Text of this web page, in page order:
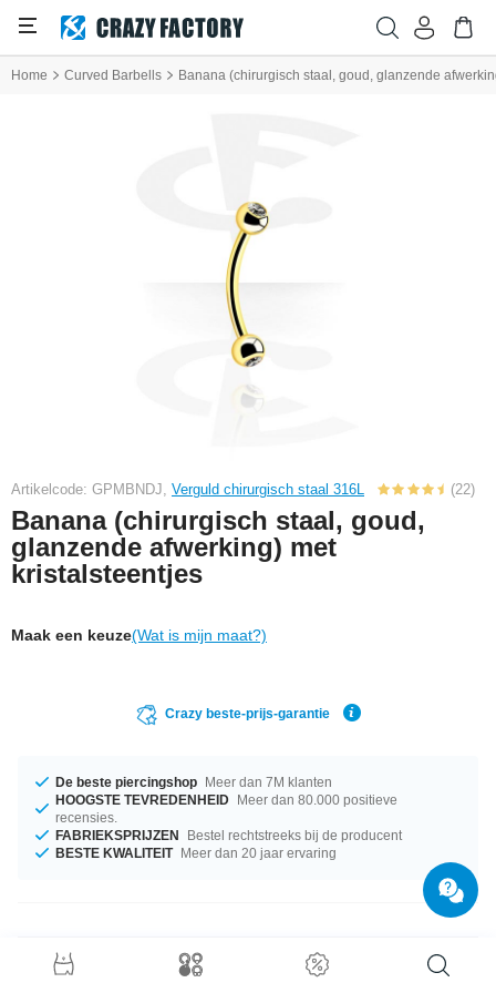
Home Curved Barbells Banana (chirurgisch staal, goud, glanzende
Artikelcode: GPMBNDJ, Verguld chirurgisch staal 316L (22)
Banana (chirurgisch staal, goud,
glanzende afwerking) met
kristalsteentjes
Maak een keuze(Wat is mijn maat?)
Crazy beste-prijs-garantie
De beste piercingshop Meer dan 7M klanten
HOOGSTE TEVREDENHEID Meer dan 80.000 positieve
recensies.
FABRIEKSPRIJZEN
Bestel rechtstreeks bij de producent
BESTE KWALITEIT Meer dan 20 jaar ervaring
Productgegevens